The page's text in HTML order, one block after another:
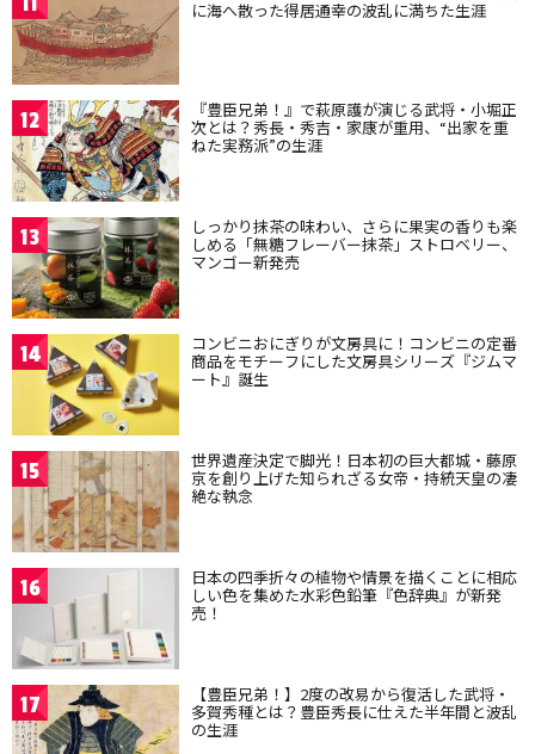
に海へ散った得居通幸の波乱に満ちた生涯
12 『豊臣兄弟！』で萩原護が演じる武将・小堀正
次とは？秀長・秀吉・家康が重用、“出家を重
ねた実務派”の生涯
13 しっかり抹茶の味わい、さらに果実の香りも楽
しめる「無糖フレーバー抹茶」ストロベリー、
マンゴー新発売
14 コンビニおにぎりが文房具に！コンビニの定番
商品をモチーフにした文房具シリーズ『ジムマ
ート』誕生
15 世界遺産決定で脚光！日本初の巨大都城・藤原
京を創り上げた知られざる女帝・持統天皇の凄
絶な執念
16 日本の四季折々の植物や情景を描くことに相応
しい色を集めた水彩色鉛筆『色辞典』が新発
売！
17 【豊臣兄弟！】2度の改易から復活した武将・
多賀秀種とは？豊臣秀長に仕えた半年間と波乱
の生涯